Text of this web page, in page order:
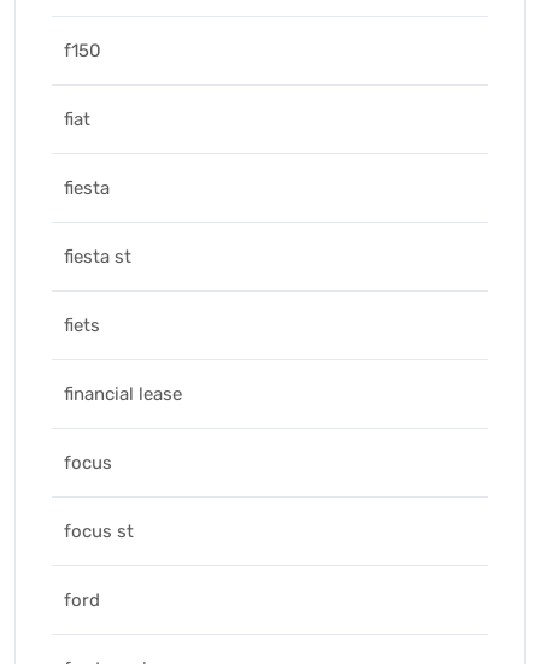
f150
fiat
fiesta
fiesta st
fiets
financial lease
focus
focus st
ford